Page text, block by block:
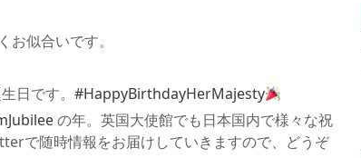
似合いです。
日です。 #HappyBirthdayHerMajesty
の年。英国大使館でも日本国内で様々な祝
で随時情報をお届けしていきますので、どうぞ